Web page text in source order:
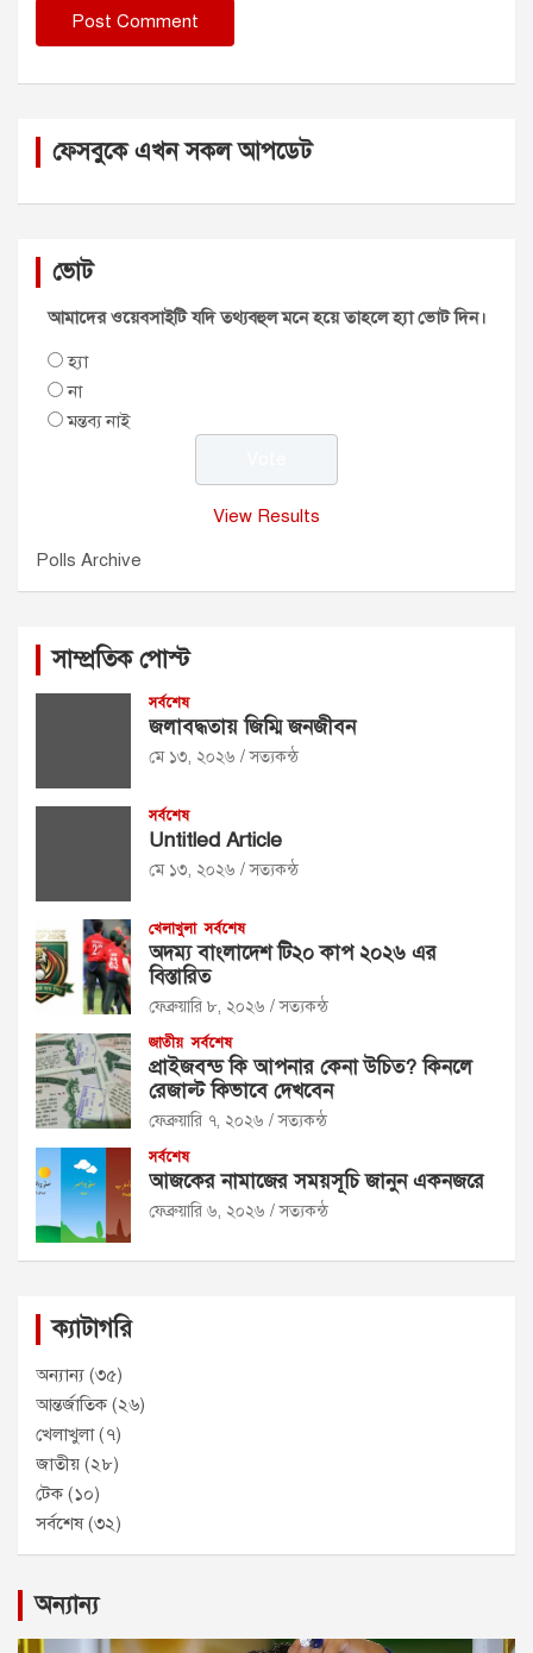
ফেসবুকে এখন সকল আপডেট
ভোট
আমাদের ওয়েবসাইটি যদি তথ্যবহুল মনে হয়ে তাহলে হ্যা ভোট দিন।
হ্যা
না
মন্তব্য নাই
View Results
Polls Archive
সাম্প্রতিক পোস্ট
সর্বশেষ
জলাবদ্ধতায় জিম্মি জনজীবন
মে ১৩, ২০২৬ সত্যকন্ঠ
সর্বশেষ
Untitled Article
মে ১৩, ২০২৬ সত্যকন্ঠ
খেলাখুলা সর্বশেষ
অদম্য বাংলাদেশ টি২০ কাপ ২০২৬ এর
বিস্তারিত
ফেব্রুয়ারি ৮, ২০২৬ সত্যকন্ঠ
জাতীয় সর্বশেষ
প্রাইজবন্ড কি আপনার কেনা উচিত? কিনলে
রেজাল্ট কিভাবে দেখবেন
ফেব্রুয়ারি ৭, ২০২৬ সত্যকন্ঠ
সর্বশেষ
আজকের নামাজের সময়সূচি জানুন একনজরে
ফেব্রুয়ারি ৬, ২০২৬ সত্যকন্ঠ
ক্যাটাগরি
অন্যান্য (৩৫)
আন্তর্জাতিক(২৬)
খেলাখুলা(৭)
জাতীয় (২৮)
টেক(১০)
সর্বশেষ(৩২)
অন্যান্য